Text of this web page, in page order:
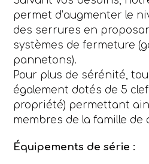
permet d’augmenter le
des serrures en
systèmes de fermeture
pannetons).
Pour plus de sérénité,
également dotés de 5
propriété) permettant
membres de la famille de
Équipements de série :